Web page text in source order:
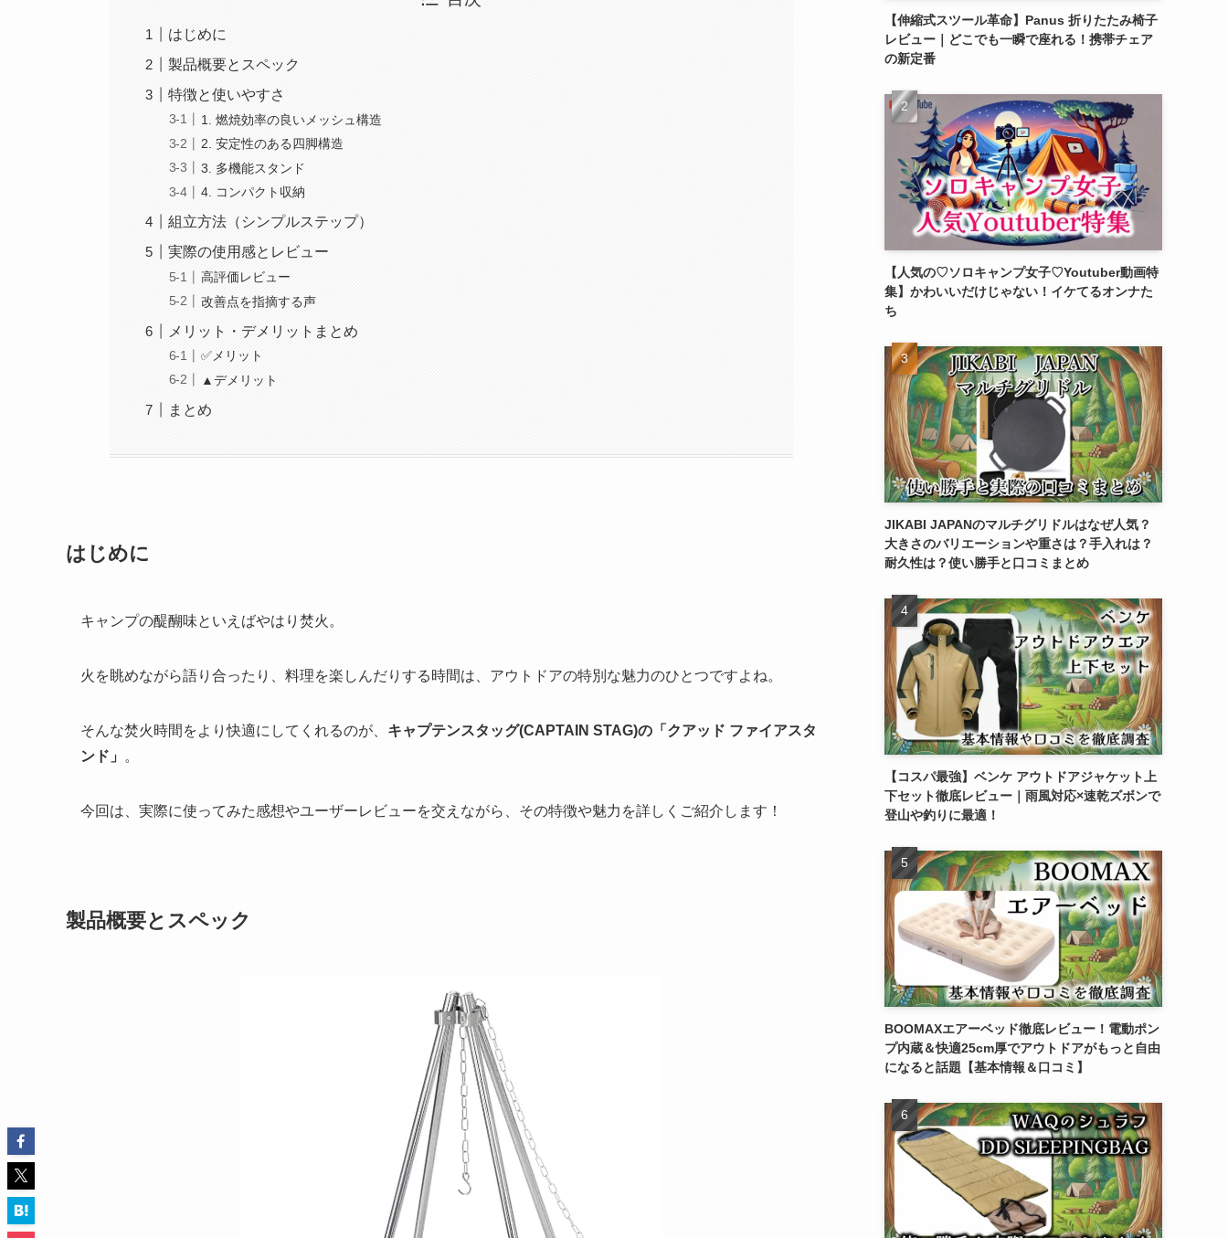
はじめに
製品概要とスペック
特徴と使いやすさ
1. 燃焼効率の良いメッシュ構造
2. 安定性のある四脚構造
3. 多機能スタンド
4. コンパクト収納
組立方法（シンプルステップ）
実際の使用感とレビュー
高評価レビュー
改善点を指摘する声
メリット・デメリットまとめ
✅メリット
▲デメリット
まとめ
はじめに
キャンプの醍醐味といえばやはり焚火。
火を眺めながら語り合ったり、料理を楽しんだりする時間は、アウトドアの特別な魅力のひとつですよね。
そんな焚火時間をより快適にしてくれるのが、 キャプテンスタッグ(CAPTAIN STAG)の「クアッド ファイアスタ
ンド」
。
今回は、実際に使ってみた感想やユーザーレビューを交えながら、その特徴や魅力を詳しくご紹介します！
製品概要とスペック
【伸縮式スツール革命】Panus 折りたたみ椅子
レビュー｜どこでも一瞬で座れる！携帯チェア
の新定番
【人気の♡ソロキャンプ女子♡Youtuber動画特
集】かわいいだけじゃない！イケてるオンナた
ち
JIKABI JAPANのマルチグリドルはなぜ人気？
大きさのバリエーションや重さは？手入れは？
耐久性は？使い勝手と口コミまとめ
【コスパ最強】ベンケ アウトドアジャケット上
下セット徹底レビュー｜雨風対応×速乾ズボンで
登山や釣りに最適！
BOOMAXエアーベッド徹底レビュー！電動ポン
プ内蔵＆快適25cm厚でアウトドアがもっと自由
になると話題【基本情報＆口コミ】